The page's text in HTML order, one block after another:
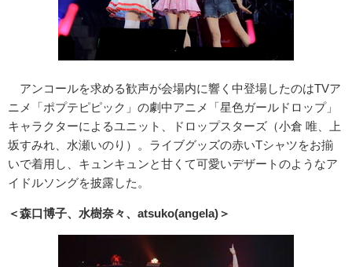
アンコールを求める歓声が会場内に響く中登場したのはTVア
ニメ「ポプテピピック」の劇中アニメ「星色ガールドロップ」
キャラクターによるユニット、ドロップスターズ（小倉 唯、上
坂すみれ、水瀬いのり）。ライブグッズの赤いTシャツをお揃
いで着用し、キュンキュンと甘くて可愛いデザートのようなア
イドルソングを披露した。
＜森口博子、水樹奈々、atsuko(angela)＞